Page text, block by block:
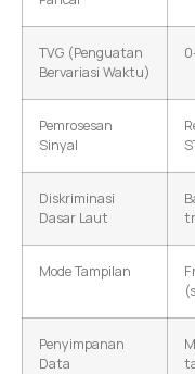
TVG (Penguatan
Bervariasi Waktu)
Pemrosesan
Sinyal
Diskriminasi
Dasar Laut
Mode Tampilan
Penyimpanan
Data